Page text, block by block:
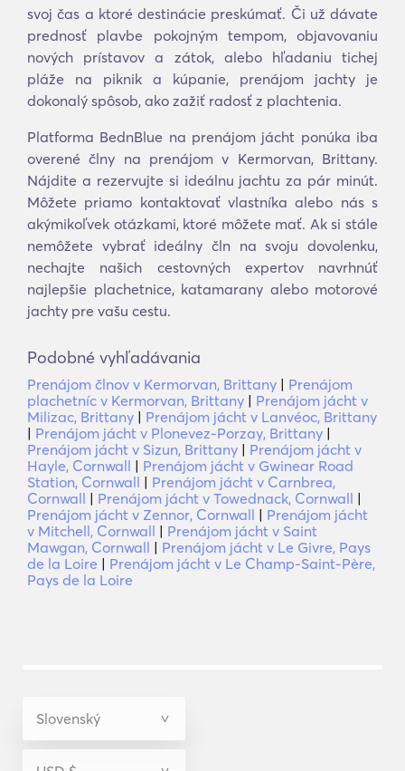
svoj čas a ktoré destinácie preskúmať. Či už dávate
prednosť plavbe pokojným tempom, objavovaniu
nových prístavov a zátok, alebo hľadaniu tichej
pláže na piknik a kúpanie, prenájom jachty je
dokonalý spôsob, ako zažiť radosť z plachtenia.
Platforma BednBlue na prenájom jácht ponúka iba
overené člny na prenájom v Kermorvan, Brittany.
Nájdite a rezervujte si ideálnu jachtu za pár minút.
Môžete priamo kontaktovať vlastníka alebo nás s
akýmikoľvek otázkami, ktoré môžete mať. Ak si stále
nemôžete vybrať ideálny čln na svoju dovolenku,
nechajte našich cestovných expertov navrhnúť
najlepšie plachetnice, katamarany alebo motorové
jachty pre vašu cestu.
Podobné vyhľadávania
Prenájom člnov v Kermorvan, Brittany | Prenájom
plachetníc v Kermorvan, Brittany | Prenájom jácht v
Milizac, Brittany | Prenájom jácht v Lanvéoc, Brittany
| Prenájom jácht v Plonevez-Porzay, Brittany |
Prenájom jácht v Sizun, Brittany | Prenájom jácht v
Hayle, Cornwall | Prenájom jácht v Gwinear Road
Station, Cornwall | Prenájom jácht v Carnbrea,
Cornwall | Prenájom jácht v Towednack, Cornwall |
Prenájom jácht v Zennor, Cornwall | Prenájom jácht
v Mitchell, Cornwall | Prenájom jácht v Saint
Mawgan, Cornwall | Prenájom jácht v Le Givre, Pays
de la Loire | Prenájom jácht v Le Champ-Saint-Père,
Pays de la Loire